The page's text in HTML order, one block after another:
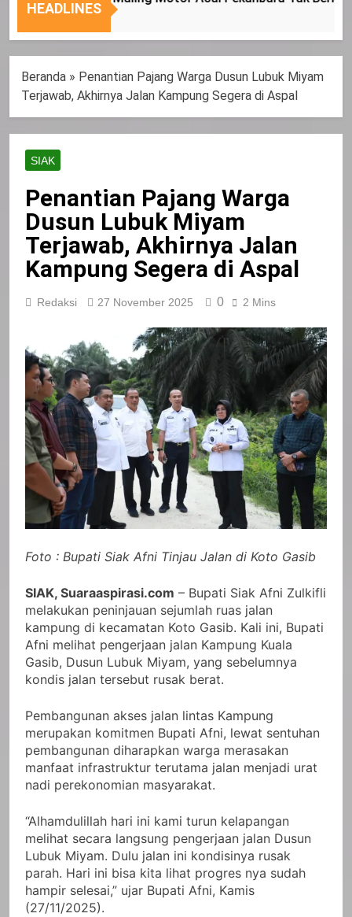
Nasional
Tepat
HEADLINES
Beranda » Penantian Pajang Warga Dusun Lubuk Miyam
Terjawab, Akhirnya Jalan Kampung Segera di Aspal
SIAK
Penantian Pajang Warga
Dusun Lubuk Miyam
Terjawab, Akhirnya Jalan
Kampung Segera di Aspal
Redaksi 27 November 2025 0 2 Mins
Foto : Bupati Siak Afni Tinjau Jalan di Koto Gasib
SIAK, Suaraaspirasi.com – Bupati Siak Afni Zulkifli
melakukan peninjauan sejumlah ruas jalan
kampung di kecamatan Koto Gasib. Kali ini, Bupati
Afni melihat pengerjaan jalan Kampung Kuala
Gasib, Dusun Lubuk Miyam, yang sebelumnya
kondis jalan tersebut rusak berat.
Pembangunan akses jalan lintas Kampung
merupakan komitmen Bupati Afni, lewat sentuhan
pembangunan diharapkan warga merasakan
manfaat infrastruktur terutama jalan menjadi urat
nadi perekonomian masyarakat.
“Alhamdulillah hari ini kami turun kelapangan
melihat secara langsung pengerjaan jalan Dusun
Lubuk Miyam. Dulu jalan ini kondisinya rusak
parah. Hari ini bisa kita lihat progres nya sudah
hampir selesai,” ujar Bupati Afni, Kamis
(27/11/2025).